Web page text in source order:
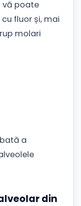
vă poate
fluor și, mai
molari
a
din